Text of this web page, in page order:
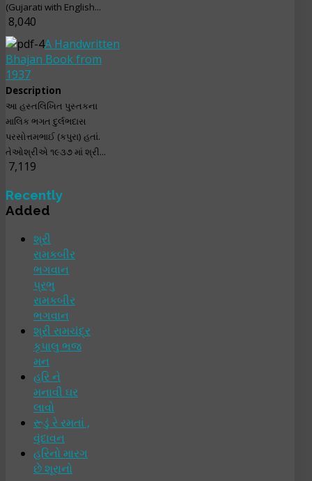
(Gujarati with English...
8,040
A Handwritten
Bhajan Book from
1937
Description
આ હસ્તલિખિત પુસ્તકના
માલિક ભગત દુર્લભદાસ
પરસોત્તમભાઈ (કપુરા) હતાં.
તેઓશ્રીએ ૧૯૩૭ માં શ્રી...
7,119
Recently
Added
શ્રી
રામકબીર
ભગવાન
પ્રભુ
રામકબીર
ભગવાન
શ્રી રામચંદ્ર
કૃપાલુ ભજ
મન
હરિ ને
મનાવી ઘર
લાવો
રૂડું રે રમતાં ,
વૃંદાવન
હરિનો મારગ
છે શૂરાનો